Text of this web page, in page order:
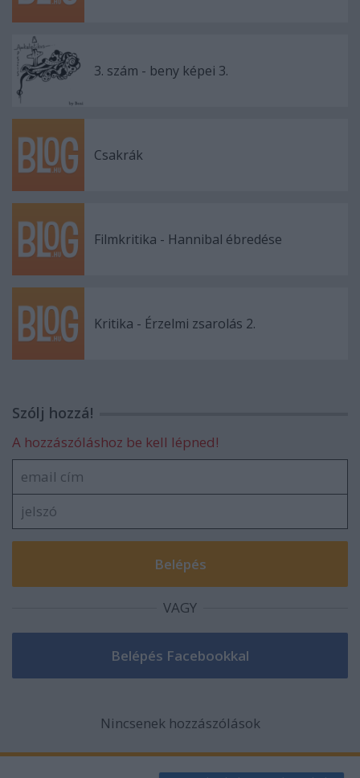
3. szám - beny képei 3.
Csakrák
Filmkritika - Hannibal ébredése
Kritika - Érzelmi zsarolás 2.
Szólj hozzá!
A hozzászóláshoz be kell lépned!
VAGY
Nincsenek hozzászólások